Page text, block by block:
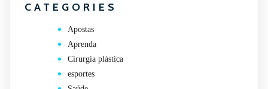
CATEGORIES
Apostas
Aprenda
Cirurgia plástica
esportes